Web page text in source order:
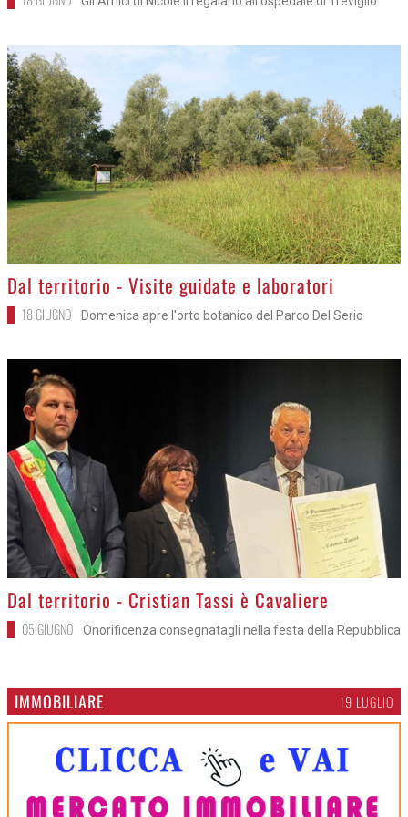
>
Dal territorio - Visite guidate e laboratori
18 GIUGNO Domenica apre l'orto botanico del Parco Del Serio
>
Dal territorio - Cristian Tassi è Cavaliere
05 GIUGNO Onorificenza consegnatagli nella festa della Repubblica
IMMOBILIARE 19 LUGLIO